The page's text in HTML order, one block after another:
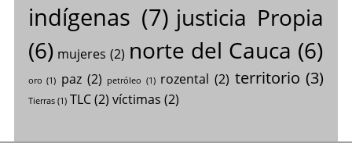
indígenas (7) justicia Propia
(6) mujeres (2) norte del Cauca (6)
oro (1) paz (2) petróleo (1) rozental (2) territorio (3)
Tierras(1) TLC(2) víctimas (2)